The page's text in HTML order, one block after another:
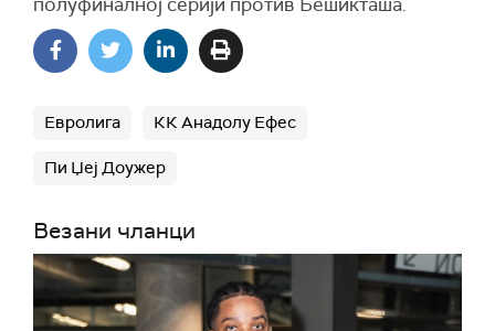
Евролига КК Анадолу Ефес
Пи Џеј Доужер
Везани чланци